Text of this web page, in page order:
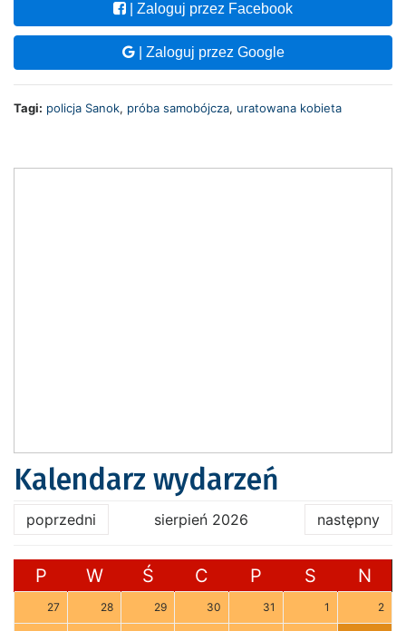
| Zaloguj przez Facebook
| Zaloguj przez Google
Tagi: policja Sanok, próba samobójcza, uratowana kobieta
Kalendarz wydarzeń
poprzedni sierpień 2026 następny
P W Ś C P S N
27 28 29 30 31 1 2